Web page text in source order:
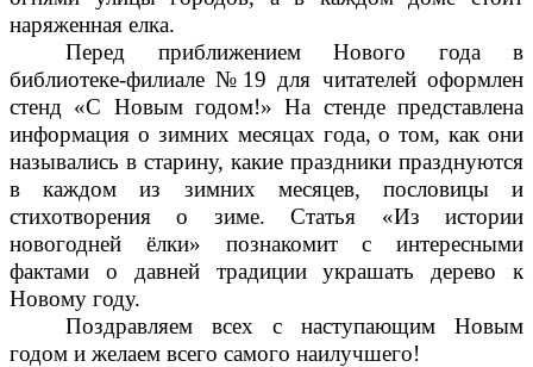
наряженная елка.
Перед приближением Нового года в
библиотеке-филиале №19 для читателей оформлен
стенд «С Новым годом!» На стенде представлена
информация о зимних месяцах года, о том, как они
назывались в старину, какие праздники празднуются
в каждом из зимних месяцев, пословицы и
стихотворения о зиме. Статья «Из истории
новогодней ёлки» познакомит с интересными
фактами о давней традиции украшать дерево к
Новому году.
Поздравляем всех с наступающим Новым
годом и желаем всего самого наилучшего!